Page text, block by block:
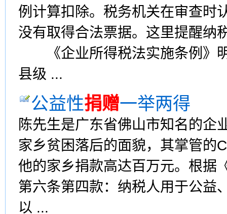
例计算扣除。税务机关在审查时
没有取得合法票据。这里提醒纳
《企业所得税法实施条例》明
县级 ...
公益性捐赠一举两得
陈先生是广东省佛山市知名的企
家乡贫困落后的面貌，其掌管的
他的家乡捐款高达百万元。根据
第六条第四款：纳税人用于公益
以 ...